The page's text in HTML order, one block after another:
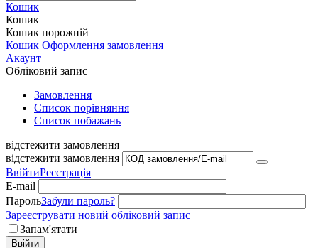
Кошик
Кошик
Кошик порожній
Кошик Оформлення замовлення
Акаунт
Обліковий запис
Замовлення
Cписок порівняння
Список побажань
відстежити замовлення
відстежити замовлення
ВвійтиРеєстрація
E-mail
ПарольЗабули пароль?
Зареєструвати новий обліковий запис
Запам'ятати
Ввійти